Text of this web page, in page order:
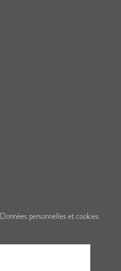
Données personnelles et cookies